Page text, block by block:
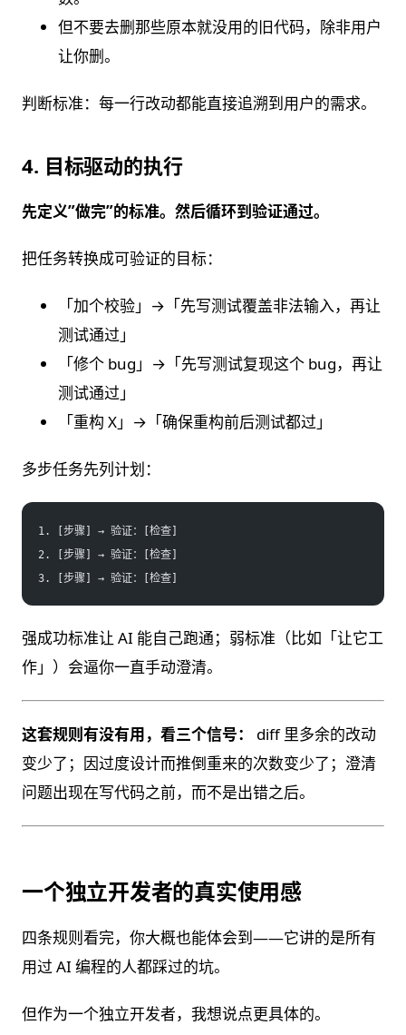
但不要去删那些原本就没用的旧代码，除非用户
让你删。
判断标准：每一行改动都能直接追溯到用户的需求。
4. 目标驱动的执行
先定义”做完”的标准。然后循环到验证通过。
把任务转换成可验证的目标：
「加个校验」→「先写测试覆盖非法输入，再让
测试通过」
「修个 bug」→「先写测试复现这个 bug，再让
测试通过」
「重构 X」→「确保重构前后测试都过」
多步任务先列计划：
1. [步骤] → 验证：[检查]
2. [步骤] → 验证：[检查]
3. [步骤] → 验证：[检查]
强成功标准让 AI 能自己跑通；弱标准（比如「让它工
作」）会逼你一直手动澄清。
这套规则有没有用，看三个信号：
diff 里多余的改动
变少了；因过度设计而推倒重来的次数变少了；澄清
问题出现在写代码之前，而不是出错之后。
一个独立开发者的真实使用感
四条规则看完，你大概也能体会到——它讲的是所有
用过 AI 编程的人都踩过的坑。
但作为一个独立开发者，我想说点更具体的。